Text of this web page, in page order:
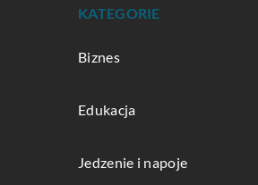
KATEGORIE
Biznes
Edukacja
Jedzenie i napoje